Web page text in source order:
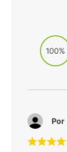
100%
Por